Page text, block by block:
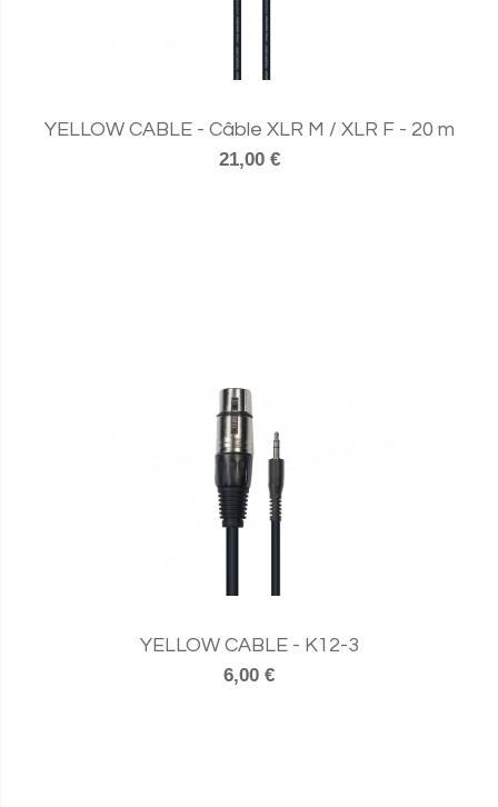
YELLOW CABLE - Câble XLR M / XLR F - 20 m
21,00 €
YELLOW CABLE - K12-3
6,00 €